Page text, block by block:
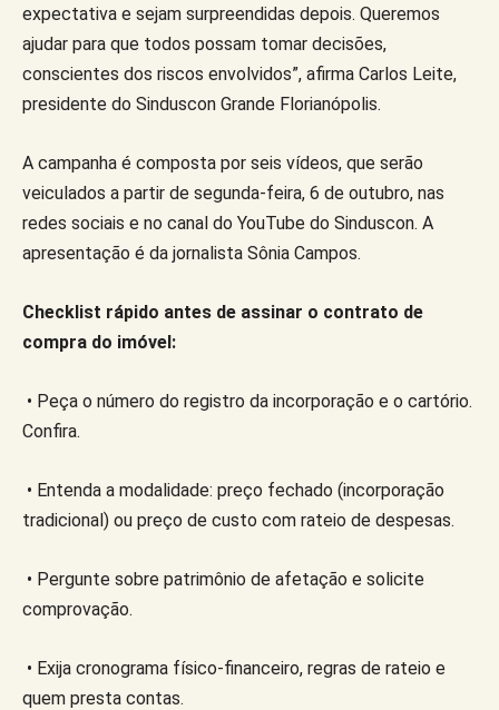
expectativa e sejam surpreendidas depois. Queremos
ajudar para que todos possam tomar decisões,
conscientes dos riscos envolvidos”, afirma Carlos Leite,
presidente do Sinduscon Grande Florianópolis.
A campanha é composta por seis vídeos, que serão
veiculados a partir de segunda-feira, 6 de outubro, nas
redes sociais e no canal do YouTube do Sinduscon. A
apresentação é da jornalista Sônia Campos.
Checklist rápido antes de assinar o contrato de
compra do imóvel:
• Peça o número do registro da incorporação e o cartório.
Confira.
• Entenda a modalidade: preço fechado (incorporação
tradicional) ou preço de custo com rateio de despesas.
• Pergunte sobre patrimônio de afetação e solicite
comprovação.
• Exija cronograma físico-financeiro, regras de rateio e
quem presta contas.